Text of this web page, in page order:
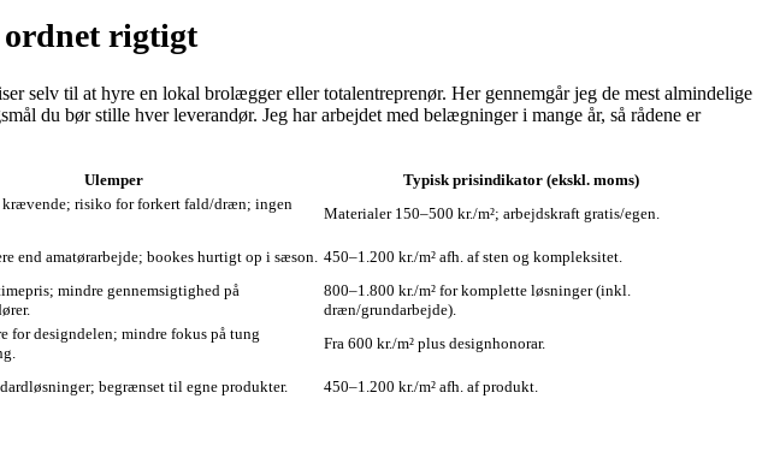
rigtigt
til at hyre en lokal brolægger eller totalentreprenør. Her gennemgår jeg de mest almindelige
du bør stille hver leverandør. Jeg har arbejdet med belægninger i mange år, så rådene er
Ulemper
Typisk prisindikator (ekskl. moms)
krævende; risiko for forkert fald/dræn; ingen
Materialer 150–500 kr./m²; arbejdskraft gratis/egen.
end amatørarbejde; bookes hurtigt op i sæson. 450–1.200 kr./m² afh. af sten og kompleksitet.
mindre gennemsigtighed på
800–1.800 kr./m² for komplette løsninger (inkl.
dræn/grundarbejde).
for designdelen; mindre fokus på tung
Fra 600 kr./m² plus designhonorar.
begrænset til egne produkter. 450–1.200 kr./m² afh. af produkt.